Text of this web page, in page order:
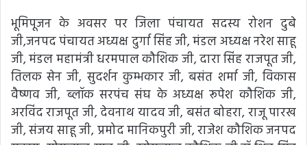
भूमिपूजन के अवसर पर जिला पंचायत सदस्य रोशन दुबे
जी,जनपद पंचायत अध्यक्ष दुर्गा सिंह जी, मंडल अध्यक्ष नरेश साहू
जी, मंडल महामंत्री धरमपाल कौशिक जी, दारा सिंह राजपूत जी,
तिलक सेन जी, सुदर्शन कुम्भकार जी, बसंत शर्मा जी, विकास
वैष्णव जी, ब्लॉक सरपंच संघ के अध्यक्ष रूपेश कौशिक जी,
अरविंद राजपूत जी, देवनाथ यादव जी, बसंत बोहरा, राजू पारख
जी, संजय साहू जी, प्रमोद मानिकपुरी जी, राजेश कौशिक जनपद